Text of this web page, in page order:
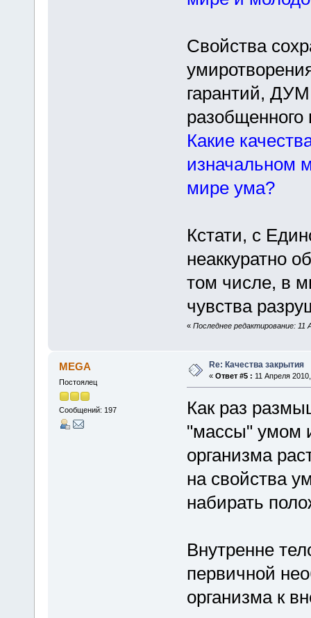
Свойства
гарантий,
разобщенного
Какие
изначальном
мире ума?
Кстати, с
неаккуратно
том числе, в
чувства
« Последнее редактирование: 11
MEGA
Постоялец
Сообщений: 197
Re: Качества закрытия
« Ответ #5 : 11 Апреля
Как раз
"массы" умом
организма
на свойства
набирать
Внутренне
первичной
организма к